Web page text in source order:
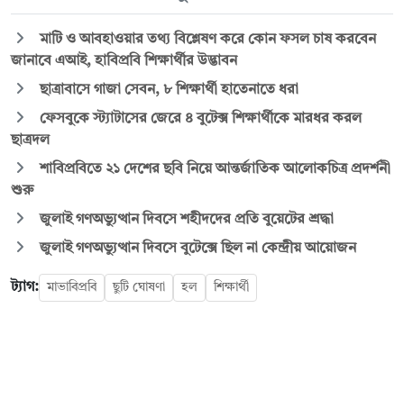
মাটি ও আবহাওয়ার তথ্য বিশ্লেষণ করে কোন ফসল চাষ করবেন
জানাবে এআই, হাবিপ্রবি শিক্ষার্থীর উদ্ভাবন
ছাত্রাবাসে গাজা সেবন, ৮ শিক্ষার্থী হাতেনাতে ধরা
ফেসবুকে স্ট্যাটাসের জেরে ৪ বুটেক্স শিক্ষার্থীকে মারধর করল
ছাত্রদল
শাবিপ্রবিতে ২১ দেশের ছবি নিয়ে আন্তর্জাতিক আলোকচিত্র প্রদর্শনী
শুরু
জুলাই গণঅভ্যুত্থান দিবসে শহীদদের প্রতি বুয়েটের শ্রদ্ধা
জুলাই গণঅভ্যুত্থান দিবসে বুটেক্সে ছিল না কেন্দ্রীয় আয়োজন
ট্যাগ: মাভাবিপ্রবি ছুটি ঘোষণা হল শিক্ষার্থী